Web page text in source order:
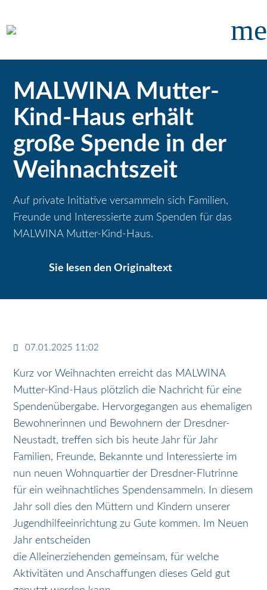
MALWINA Mutter-
Kind-Haus erhält
große Spende in der
Weihnachtszeit
Auf private Initiative versammeln sich Familien,
Freunde und Interessierte zum Spenden für das
MALWINA Mutter-Kind-Haus.
Sie lesen den Originaltext
07.01.2025 11:02
Kurz vor Weihnachten erreicht das MALWINA
Mutter-Kind-Haus plötzlich die Nachricht für eine
Spendenübergabe. Hervorgegangen aus ehemaligen
Bewohnerinnen und Bewohnern der Dresdner-
Neustadt, treffen sich bis heute Jahr für Jahr
Familien, Freunde, Bekannte und Interessierte im
nun neuen Wohnquartier der Dresdner-Flutrinne
für ein weihnachtliches Spendensammeln. In diesem
Jahr soll dies den Müttern und Kindern unserer
Jugendhilfeeinrichtung zu Gute kommen. Im Neuen
Jahr entscheiden
die Alleinerziehenden gemeinsam, für welche
Aktivitäten und Anschaffungen dieses Geld gut